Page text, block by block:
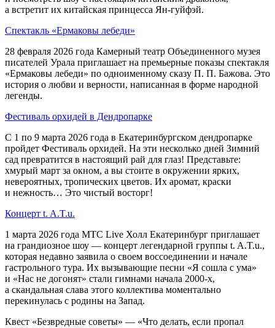
а встретит их китайская принцесса Ян-гуйфэй.
Спектакль «Ермаковы лебеди»
28 февраля 2026 года Камерный театр Объединенного музея
писателей Урала приглашает на премьерные показы спектакля
«Ермаковы лебеди» по одноименному сказу П. П. Бажова. Это
история о любви и верности, написанная в форме народной
легенды.
Фестиваль орхидей в Дендропарке
С 1 по 9 марта 2026 года в Екатеринбургском дендропарке
пройдет Фестиваль орхидей. На эти несколько дней Зимний
сад превратится в настоящий рай для глаз! Представьте:
хмурый март за окном, а вы стоите в окружении ярких,
невероятных, тропических цветов. Их аромат, краски
и нежность… Это чистый восторг!
Концерт t. A.T.u.
1 марта 2026 года МТС Live Холл Екатеринбург приглашает
на грандиозное шоу — концерт легендарной группы t. A.T.u.,
которая недавно заявила о своем воссоединении и начале
гастрольного тура. Их вызывающие песни «Я сошла с ума»
и «Нас не догонят» стали гимнами начала 2000-х,
а скандальная слава этого коллектива моментально
перекинулась с родины на Запад.
Квест «Безвредные советы» — «Что делать, если пропал